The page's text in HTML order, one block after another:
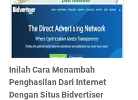
Inilah Cara Menambah
Penghasilan Dari Internet
Dengan Situs Bidvertiser